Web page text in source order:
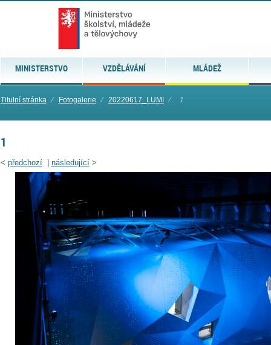
MINISTERSTVO VZDĚLÁVÁNÍ MLÁDEŽ
Titulní stránka ⁄ Fotogalerie ⁄ 20220617_LUMI ⁄ 1
1
< předchozí| následující>